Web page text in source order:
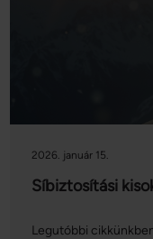
2026. január 15.
Síbiztosítási
Legutóbbi